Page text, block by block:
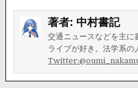
著者: 中村書記
交通ニュースなどを主に
ライブが好き。法学系の